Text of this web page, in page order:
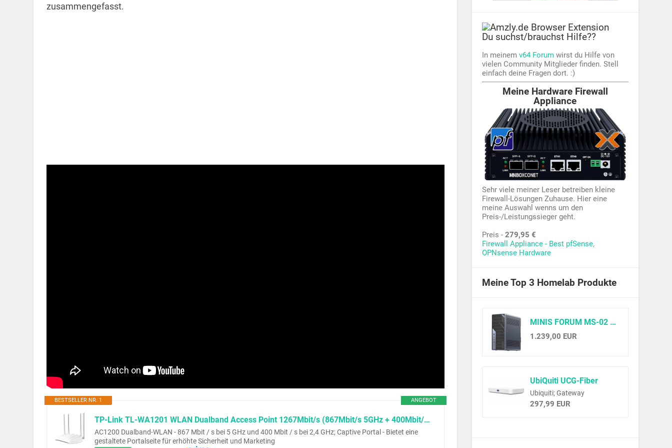
zusammengefasst.
ANGEBOT
BESTSELLER NR. 1
TP-Link TL-WA1201 WLAN Dualband Access Point 1267Mbit/s (867Mbit/s 5GHz + 400Mbit/s 2,4GH, Unterstützt Passive PoE, 4 fixierte Antennen) weiß
AC1200 Dualband-WLAN - 867 Mbit / s bei 5 GHz und 400 Mbit / s bei 2,4 GHz; Captive Portal - Bietet eine
gestaltete Portalseite für erhöhte Sicherheit und Marketing
Du suchst/brauchst Hilfe??
In meinemv64 Forum wirst du Hilfe von
vielen Community Mitglieder finden. Stell
einfach deine Fragen dort. :)
Meine Hardware Firewall
Appliance
Sehr viele meiner Leser betreiben kleine
Firewall-Lösungen Zuhause. Hier eine
meine Auswahl wenns um den
Preis-/Leistungssieger geht.
Preis -279,95 €
Firewall Appliance - Best pfSense,
OPNsense Hardware
Meine Top 3 Homelab Produkte
MINIS FORUM MS-02 Ultra Workstation Mini PC, Intel Core Ultra 9 285HX (24C/24T, up to 5.5GHz),PCIe 5.0 x16, 4× DDR5(ECC), 4× M.2, USB4 v2, Dual 25GbE+10GbE+2.5GbE(vPro), Wi-Fi 7,Barebone ohne RAM/SSD
1.239,00 EUR
UbiQuiti UCG-Fiber
Ubiquiti; Gateway
297,99 EUR